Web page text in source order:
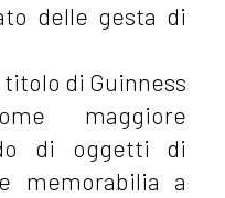
delle gesta di
di Guinness
maggiore
di oggetti di
memorabilia a